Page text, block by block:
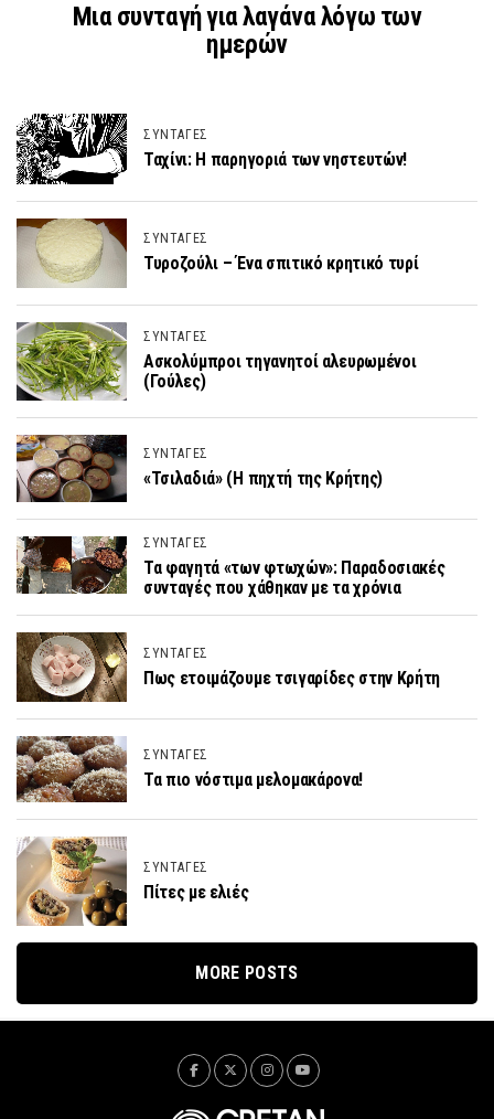
Μια συνταγή για λαγάνα λόγω των
ημερών
ΣΥΝΤΑΓΕΣ
Ταχίνι: Η παρηγοριά των νηστευτών!
ΣΥΝΤΑΓΕΣ
Τυροζούλι – Ένα σπιτικό κρητικό τυρί
ΣΥΝΤΑΓΕΣ
Ασκολύμπροι τηγανητοί αλευρωμένοι
(Γούλες)
ΣΥΝΤΑΓΕΣ
«Τσιλαδιά» (Η πηχτή της Κρήτης)
ΣΥΝΤΑΓΕΣ
Τα φαγητά «των φτωχών»: Παραδοσιακές
συνταγές που χάθηκαν με τα χρόνια
ΣΥΝΤΑΓΕΣ
Πως ετοιμάζουμε τσιγαρίδες στην Κρήτη
ΣΥΝΤΑΓΕΣ
Τα πιο νόστιμα μελομακάρονα!
ΣΥΝΤΑΓΕΣ
Πίτες με ελιές
MORE POSTS